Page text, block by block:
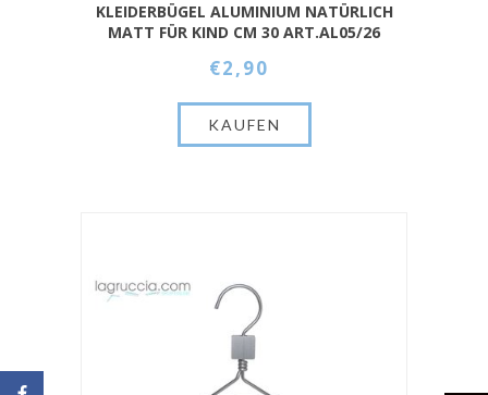
KLEIDERBÜGEL ALUMINIUM NATÜRLICH
MATT FÜR KIND CM 30 ART.AL05/26
€2,90